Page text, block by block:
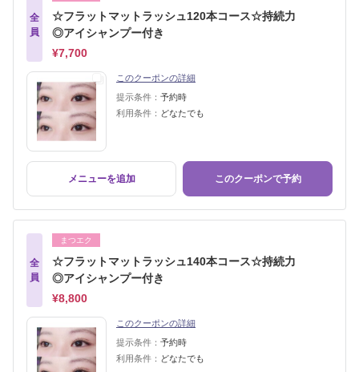
全
員
☆フラットマットラッシュ120本コース☆持続力
◎アイシャンプー付き
¥7,700
このクーポンの詳細
提示条件： 予約時
利用条件： どなたでも
メニューを追加 このクーポンで予約
全
員
まつエク
☆フラットマットラッシュ140本コース☆持続力
◎アイシャンプー付き
¥8,800
このクーポンの詳細
提示条件： 予約時
利用条件： どなたでも